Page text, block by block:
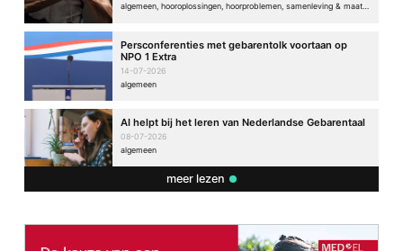
algemeen, hooroplossingen, hoorproblemen, samenleving & maatschappij
Persconferenties met gebarentolk voortaan op
NPO 1 Extra
14-07-2026
algemeen
AI helpt bij het leren van Nederlandse Gebarentaal
08-07-2026
algemeen
meer lezen